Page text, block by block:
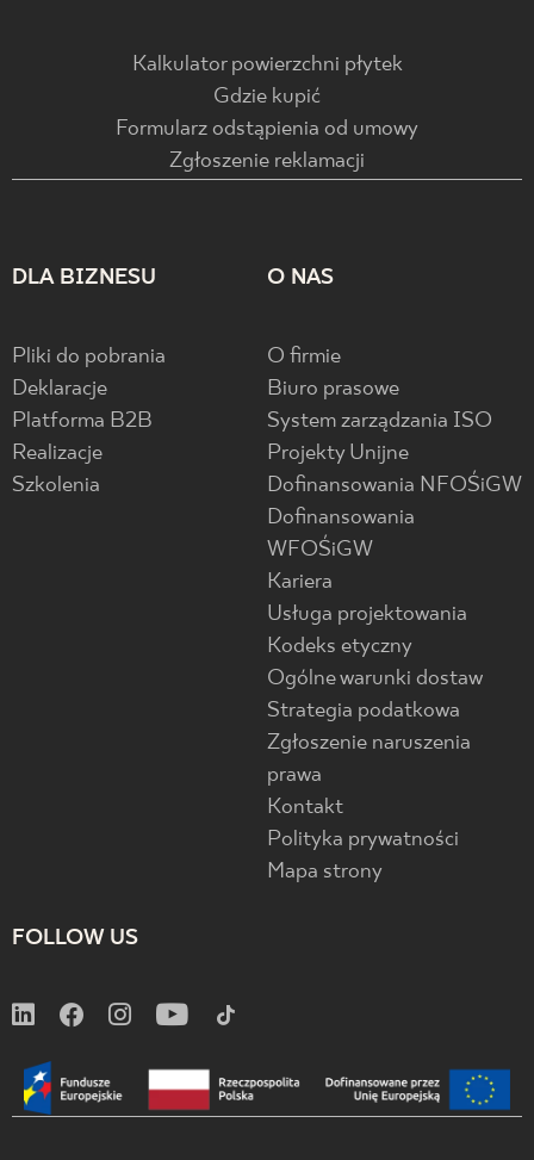
Kalkulator powierzchni płytek
Gdzie kupić
Formularz odstąpienia od umowy
Zgłoszenie reklamacji
DLA BIZNESU
Pliki do pobrania
Deklaracje
Platforma B2B
Realizacje
Szkolenia
O NAS
O firmie
Biuro prasowe
System zarządzania ISO
Projekty Unijne
Dofinansowania NFOŚiGW
Dofinansowania
WFOŚiGW
Kariera
Usługa projektowania
Kodeks etyczny
Ogólne warunki dostaw
Strategia podatkowa
Zgłoszenie naruszenia
prawa
Kontakt
Polityka prywatności
Mapa strony
FOLLOW US